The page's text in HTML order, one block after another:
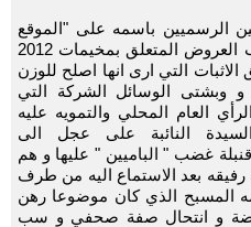
الرسميين باسمه على "الموقع
الاستخباراتي" للمشاركة في طلب العروض المتعلق بمخيمات 2012
التي ارى انها اصلح للوزن
وبشتى الوسائل الشركة التي
العام المحلي والتمويه عليه
النائبة على عجل الى
غضب " الباميين " عليها و هم
رفيقه بعد الاستماع اليه من طرف
المسبح الذي كان موضوعا رهن
و انتحال صفة صحفي و سب